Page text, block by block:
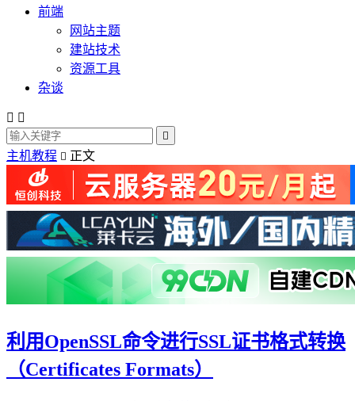
前端
网站主题
建站技术
资源工具
杂谈
 

主机教程  正文
利用OpenSSL命令进行SSL证书格式转换
（Certificates Formats）